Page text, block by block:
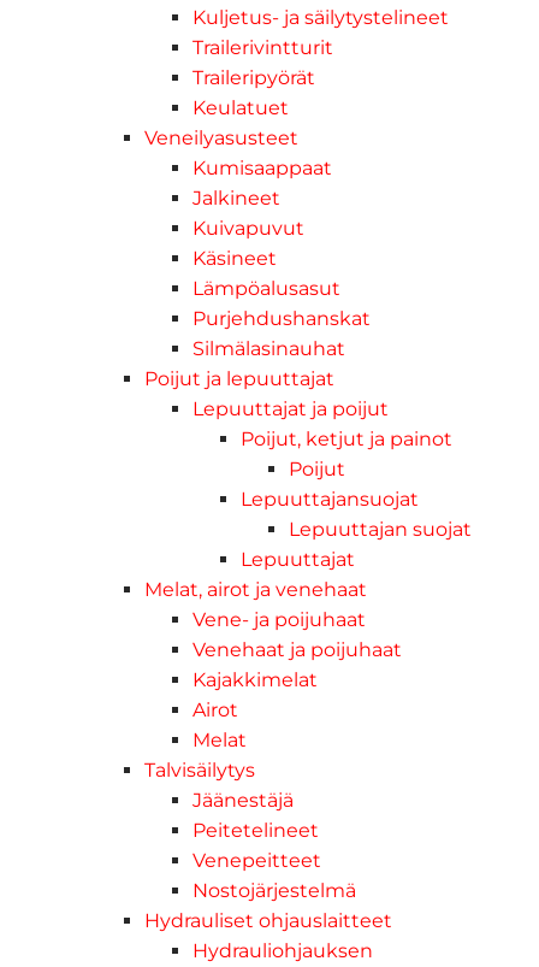
Kuljetus- ja säilytystelineet
Trailerivintturit
Traileripyörät
Keulatuet
Veneilyasusteet
Kumisaappaat
Jalkineet
Kuivapuvut
Käsineet
Lämpöalusasut
Purjehdushanskat
Silmälasinauhat
Poijut ja lepuuttajat
Lepuuttajat ja poijut
Poijut, ketjut ja painot
Poijut
Lepuuttajansuojat
Lepuuttajan suojat
Lepuuttajat
Melat, airot ja venehaat
Vene- ja poijuhaat
Venehaat ja poijuhaat
Kajakkimelat
Airot
Melat
Talvisäilytys
Jäänestäjä
Peitetelineet
Venepeitteet
Nostojärjestelmä
Hydrauliset ohjauslaitteet
Hydrauliohjauksen